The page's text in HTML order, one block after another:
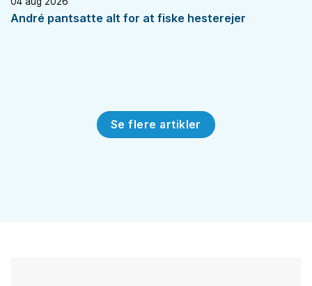
André pantsatte alt for at fiske hesterejer
Se flere artikler